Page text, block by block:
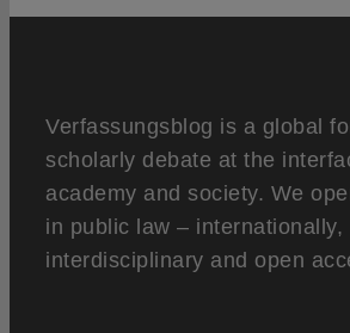
Verfassungsblog is a global
scholarly debate at the
academy and society. We
in public law – internationally,
interdisciplinary and open